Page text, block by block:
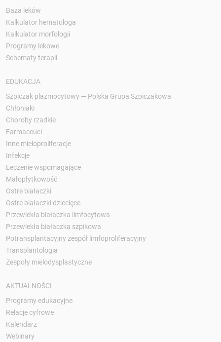
Baza leków
Kalkulator hematologa
Kalkulator morfologii
Programy lekowe
Schematy terapii
EDUKACJA
Szpiczak plazmocytowy — Polska Grupa Szpiczakowa
Chłoniaki
Choroby rzadkie
Farmaceuci
Inne mieloproliferacje
Infekcje
Leczenie wspomagające
Małopłytkowość
Ostre białaczki
Ostre białaczki dziecięce
Przewlekła białaczka limfocytowa
Przewlekła białaczka szpikowa
Potransplantacyjny zespół limfoproliferacyjny
Transplantologia
Zespoły mielodysplastyczne
AKTUALNOŚCI
Programy edukacyjne
Relacje cyfrowe
Kalendarz
Webinary